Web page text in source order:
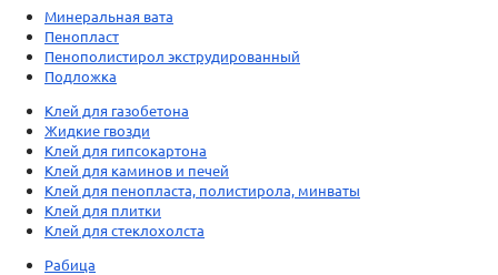
Минеральная вата
Пенопласт
Пенополистирол экструдированный
Подложка
Клей для газобетона
Жидкие гвозди
Клей для гипсокартона
Клей для каминов и печей
Клей для пенопласта, полистирола, минваты
Клей для плитки
Клей для стеклохолста
Рабица